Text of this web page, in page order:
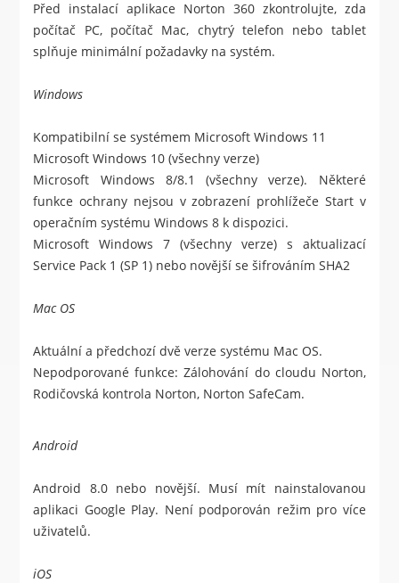
Před instalací aplikace Norton 360 zkontrolujte, zda
počítač PC, počítač Mac, chytrý telefon nebo tablet
splňuje minimální požadavky na systém.
Windows
Kompatibilní se systémem Microsoft Windows 11
Microsoft Windows 10 (všechny verze)
Microsoft Windows 8/8.1 (všechny verze). Některé
funkce ochrany nejsou v zobrazení prohlížeče Start v
operačním systému Windows 8 k dispozici.
Microsoft Windows 7 (všechny verze) s aktualizací
Service Pack 1 (SP 1) nebo novější se šifrováním SHA2
Mac OS
Aktuální a předchozí dvě verze systému Mac OS.
Nepodporované funkce: Zálohování do cloudu Norton,
Rodičovská kontrola Norton, Norton SafeCam.
Android
Android 8.0 nebo novější. Musí mít nainstalovanou
aplikaci Google Play. Není podporován režim pro více
uživatelů.
iOS